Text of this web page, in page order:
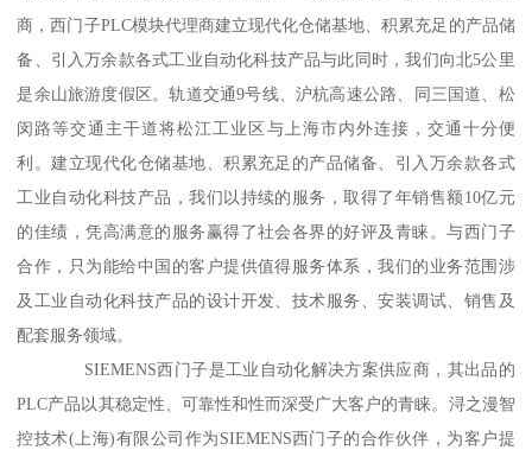
商，西门子PLC模块代理商建立现代化仓储基地、积累充足的产品储
备、引入万余款各式工业自动化科技产品与此同时，我们向北5公里
是余山旅游度假区。轨道交通9号线、沪杭高速公路、同三国道、松
闵路等交通主干道将松江工业区与上海市内外连接，交通十分便
利。建立现代化仓储基地、积累充足的产品储备、引入万余款各式
工业自动化科技产品，我们以持续的服务，取得了年销售额10亿元
的佳绩，凭高满意的服务赢得了社会各界的好评及青睐。与西门子
合作，只为能给中国的客户提供值得服务体系，我们的业务范围涉
及工业自动化科技产品的设计开发、技术服务、安装调试、销售及
配套服务领域。
SIEMENS西门子是工业自动化解决方案供应商，其出品的
PLC产品以其稳定性、可靠性和性而深受广大客户的青睐。浔之漫智
控技术(上海)有限公司作为SIEMENS西门子的合作伙伴，为客户提